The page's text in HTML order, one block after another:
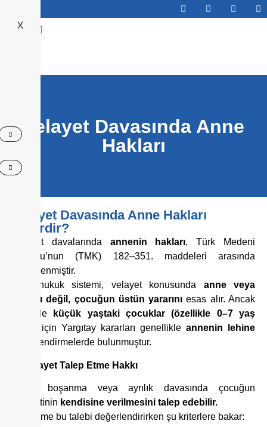
X
Velayet Davasında Anne
Hakları
Velayet Davasında Anne Hakları
Nelerdir?
Velayet davalarında annenin hakları, Türk Medeni
Kanunu’nun (TMK) 182–351. maddeleri arasında
düzenlenmiştir.
Türk hukuk sistemi, velayet konusunda anne veya
babayı değil, çocuğun üstün yararını esas alır. Ancak
özellikle
küçük yaştaki çocuklar (özellikle 0–7 yaş
için Yargıtay kararları genellikle annenin lehine
değerlendirmelerde bulunmuştur.
Velayet Talep Etme Hakkı
Anne, boşanma veya ayrılık davasında çocuğun
velayetinin kendisine verilmesini talep edebilir.
Mahkeme bu talebi değerlendirirken şu kriterlere bakar: